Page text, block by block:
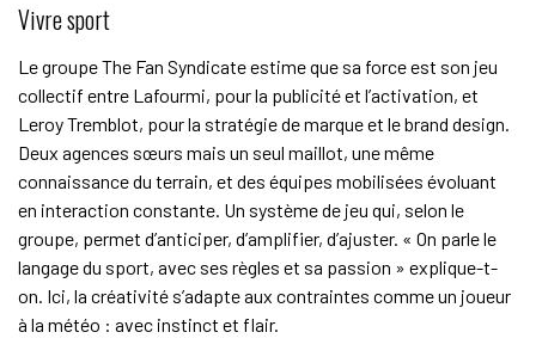
Vivre sport
Le groupe The Fan Syndicate estime que sa force est son jeu
collectif entre Lafourmi, pour la publicité et l’activation, et
Leroy Tremblot, pour la stratégie de marque et le brand design.
Deux agences sœurs mais un seul maillot, une même
connaissance du terrain, et des équipes mobilisées évoluant
en interaction constante. Un système de jeu qui, selon le
groupe, permet d’anticiper, d’amplifier, d’ajuster. « On parle le
langage du sport, avec ses règles et sa passion » explique-t-
on. Ici, la créativité s’adapte aux contraintes comme un joueur
à la météo : avec instinct et flair.